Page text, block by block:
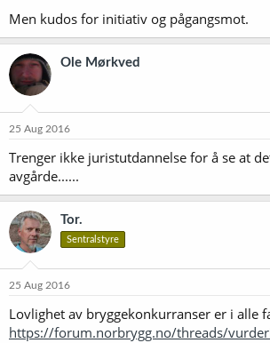
Men kudos for initiativ og pågangsmot.
Ole Mørkved
25 Aug 2016
Trenger ikke juristutdannelse for å se at
avgårde......
Tor.
Sentralstyre
25 Aug 2016
Lovlighet av bryggekonkurranser er i alle
https://forum.norbrygg.no/threads/